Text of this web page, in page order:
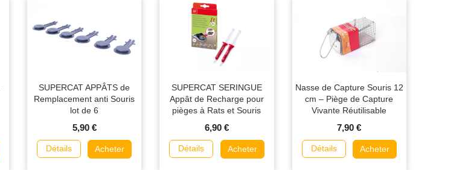
SUPERCAT APPÂTS de
Remplacement anti Souris
lot de 6
5,90 €
Détails Acheter
SUPERCAT SERINGUE
Appât de Recharge pour
pièges à Rats et Souris
6,90 €
Détails Acheter
Nasse de Capture Souris 12
cm – Piège de Capture
Vivante Réutilisable
7,90 €
Détails Acheter